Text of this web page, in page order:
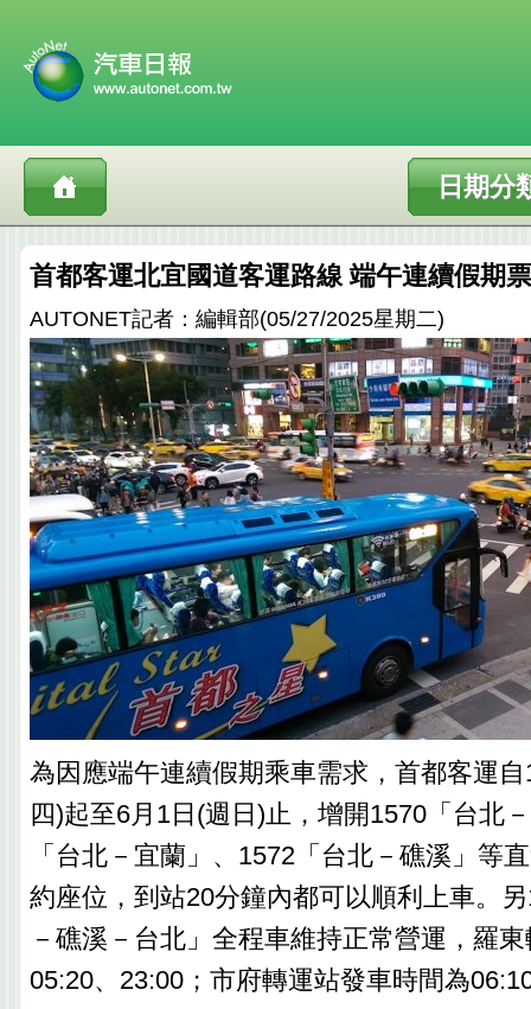
日期分
首都客運北宜國道客運路線 端午連續假期
AUTONET記者：編輯部(05/27/2025星期二)
為因應端午連續假期乘車需求，首都客運
四)起至6月1日(週日)止，增開1570「台北
「台北－宜蘭」、1572「台北－礁溪」等
約座位，到站20分鐘內都可以順利上車。
－礁溪－台北」全程車維持正常營運，羅
05:20、23:00；市府轉運站發車時間為